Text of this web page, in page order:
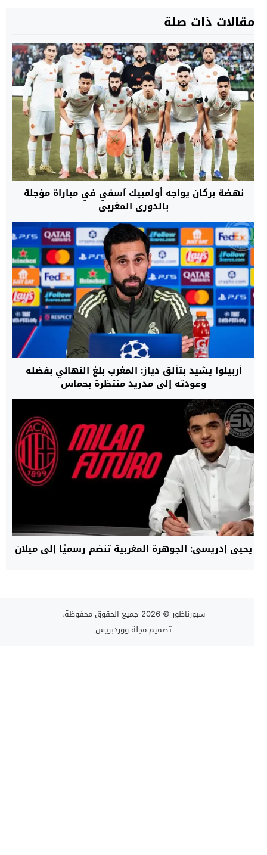
ذات صلة
نهضة بركان يواجه أولمبيك آسفي في مباراة مؤجلة
بالدوري المغربي
أربيلوا يشيد بتألق دياز: المغرب بلغ النهائي بفضله
وعودته إلى مدريد منتظرة بحماس
يحيى إدريسي: الجوهرة المغربية تنضم رسميًا إلى ميلان
سبورناظور© 2026 جميع الحقوق محفوظة.
تصميممجلة ووردبريس